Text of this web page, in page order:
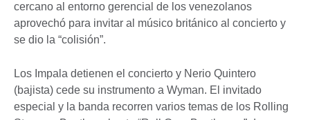
cercano al entorno gerencial de los venezolanos
aprovechó para invitar al músico británico al concierto y
se dio la “colisión”.
Los Impala detienen el concierto y Nerio Quintero
(bajista) cede su instrumento a Wyman. El invitado
especial y la banda recorren varios temas de los Rolling